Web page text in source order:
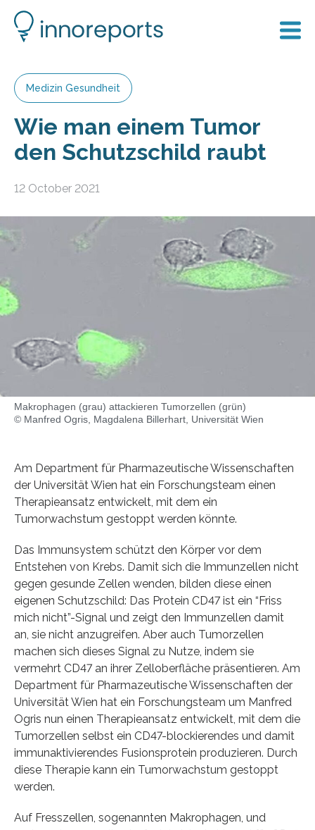
Medizin Gesundheit
Wie man einem Tumor
den Schutzschild raubt
12 October 2021
Makrophagen (grau) attackieren Tumorzellen (grün)
© Manfred Ogris, Magdalena Billerhart, Universität Wien
Am Department für Pharmazeutische Wissenschaften
der Universität Wien hat ein Forschungsteam einen
Therapieansatz entwickelt, mit dem ein
Tumorwachstum gestoppt werden könnte.
Das Immunsystem schützt den Körper vor dem
Entstehen von Krebs. Damit sich die Immunzellen nicht
gegen gesunde Zellen wenden, bilden diese einen
eigenen Schutzschild: Das Protein CD47 ist ein “Friss
mich nicht”-Signal und zeigt den Immunzellen damit
an, sie nicht anzugreifen. Aber auch Tumorzellen
machen sich dieses Signal zu Nutze, indem sie
vermehrt CD47 an ihrer Zelloberfläche präsentieren. Am
Department für Pharmazeutische Wissenschaften der
Universität Wien hat ein Forschungsteam um Manfred
Ogris nun einen Therapieansatz entwickelt, mit dem die
Tumorzellen selbst ein CD47-blockierendes und damit
immunaktivierendes Fusionsprotein produzieren. Durch
diese Therapie kann ein Tumorwachstum gestoppt
werden.
Auf Fresszellen, sogenannten Makrophagen, und